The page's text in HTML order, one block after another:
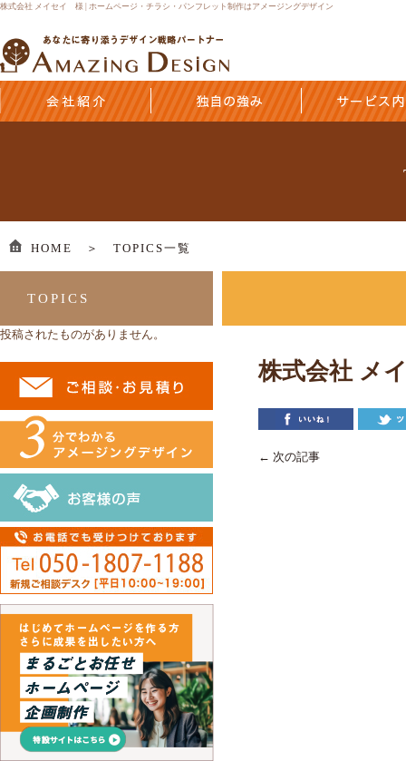
株式会社 メイセイ 様 | ホームページ・チラシ・パンフレット制作はアメージングデザイン
HOME ＞ TOPICS一覧
株式会社 メ
← 次の記事
TOPICS
投稿されたものがありません。